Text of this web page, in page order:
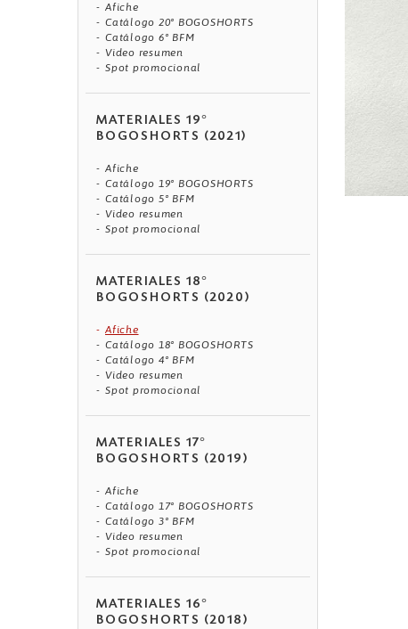
Afiche
Catálogo 20° BOGOSHORTS
Catálogo 6° BFM
Video resumen
Spot promocional
MATERIALES 19°
BOGOSHORTS (2021)
Afiche
Catálogo 19° BOGOSHORTS
Catálogo 5° BFM
Video resumen
Spot promocional
MATERIALES 18°
BOGOSHORTS (2020)
Afiche
Catálogo 18° BOGOSHORTS
Catálogo 4° BFM
Video resumen
Spot promocional
MATERIALES 17°
BOGOSHORTS (2019)
Afiche
Catálogo 17° BOGOSHORTS
Catálogo 3° BFM
Video resumen
Spot promocional
MATERIALES 16°
BOGOSHORTS (2018)